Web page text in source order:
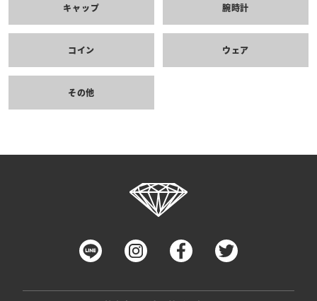
キャップ 腕時計
コイン ウェア
その他